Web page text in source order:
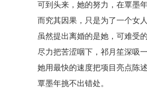
可到头来，她的努力，在覃墨
而究其因果，只是为了一个女人
虽然提出离婚的是她，可难受
尽力把苦涩咽下，祁月笙深吸
她用最快的速度把项目亮点陈
覃墨年挑不出错处。